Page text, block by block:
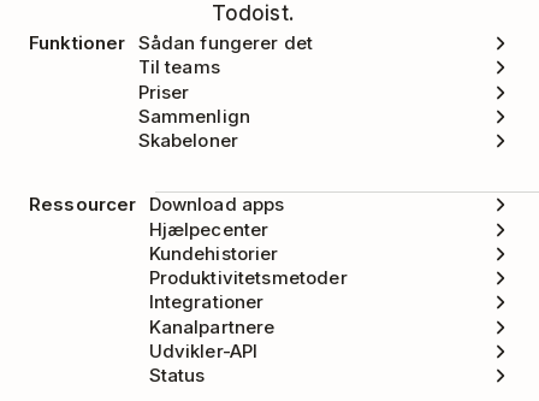
Todoist.
Funktioner Sådan fungerer det
Til teams
Priser
Sammenlign
Skabeloner
Ressourcer
Download apps
Hjælpecenter
Kundehistorier
Produktivitetsmetoder
Integrationer
Kanalpartnere
Udvikler-API
Status